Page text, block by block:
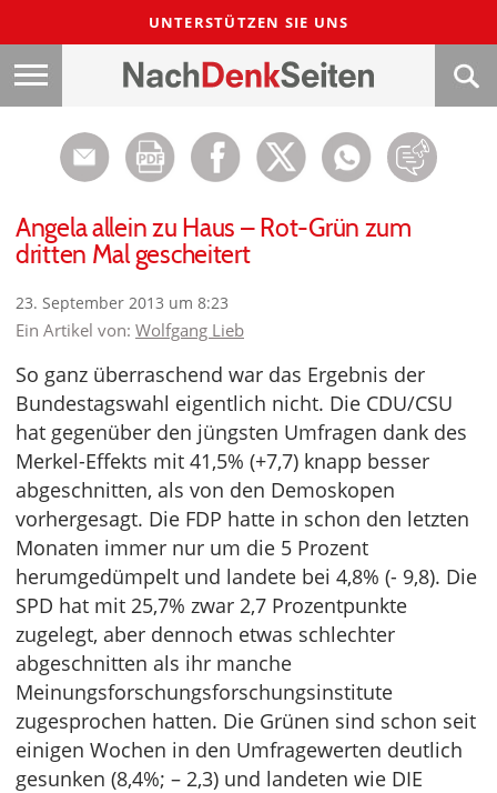
UNTERSTÜTZEN SIE UNS
Angela allein zu Haus – Rot-Grün zum
dritten Mal gescheitert
23. September 2013 um 8:23
Ein Artikel von: Wolfgang Lieb
So ganz überraschend war das Ergebnis der
Bundestagswahl eigentlich nicht. Die CDU/CSU
hat gegenüber den jüngsten Umfragen dank des
Merkel-Effekts mit 41,5% (+7,7) knapp besser
abgeschnitten, als von den Demoskopen
vorhergesagt. Die FDP hatte in schon den letzten
Monaten immer nur um die 5 Prozent
herumgedümpelt und landete bei 4,8% (- 9,8). Die
SPD hat mit 25,7% zwar 2,7 Prozentpunkte
zugelegt, aber dennoch etwas schlechter
abgeschnitten als ihr manche
Meinungsforschungsforschungsinstitute
zugesprochen hatten. Die Grünen sind schon seit
einigen Wochen in den Umfragewerten deutlich
gesunken (8,4%; – 2,3) und landeten wie DIE